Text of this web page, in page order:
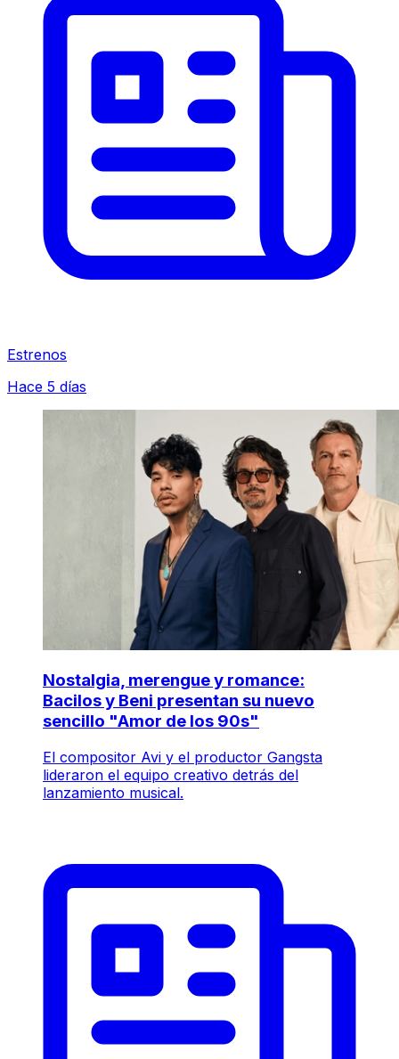
Estrenos
Hace 5 días
Nostalgia, merengue y romance:
Bacilos y Beni presentan su nuevo
sencillo "Amor de los 90s"
El compositor Avi y el productor Gangsta
lideraron el equipo creativo detrás del
lanzamiento musical.